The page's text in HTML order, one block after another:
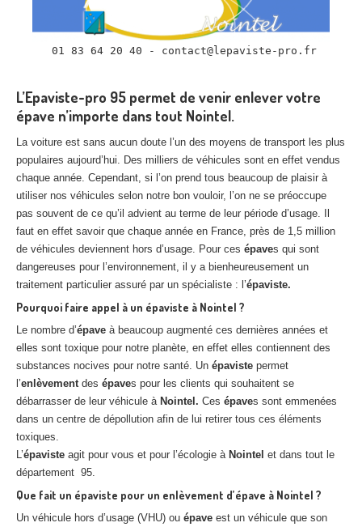
01 83 64 20 40 - contact@lepaviste-pro.fr
L’Epaviste-pro 95 permet de venir enlever votre
épave n’importe dans tout Nointel.
La voiture est sans aucun doute l’un des moyens de transport les plus
populaires aujourd’hui. Des milliers de véhicules sont en effet vendus
chaque année. Cependant, si l’on prend tous beaucoup de plaisir à
utiliser nos véhicules selon notre bon vouloir, l’on ne se préoccupe
pas souvent de ce qu’il advient au terme de leur période d’usage. Il
faut en effet savoir que chaque année en France, près de 1,5 million
de véhicules deviennent hors d’usage. Pour ces épaves qui sont
dangereuses pour l’environnement, il y a bienheureusement un
traitement particulier assuré par un spécialiste : l’épaviste.
Pourquoi faire appel à un épaviste à Nointel ?
Le nombre d’épave à beaucoup augmenté ces dernières années et
elles sont toxique pour notre planète, en effet elles contiennent des
substances nocives pour notre santé. Un épaviste permet
l’enlèvementdes épaves pour les clients qui souhaitent se
débarrasser de leur véhicule à Nointel. Ces épaves sont emmenées
dans un centre de dépollution afin de lui retirer tous ces éléments
toxiques.
L’épaviste agit pour vous et pour l’écologie à Nointel et dans tout le
département 95.
Que fait un épaviste pour un enlèvement d’épave à Nointel ?
Un véhicule hors d’usage (VHU) ou épave est un véhicule que son